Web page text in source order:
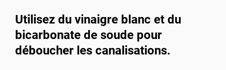
Utilisez du vinaigre blanc et du
bicarbonate de soude pour
déboucher les canalisations.